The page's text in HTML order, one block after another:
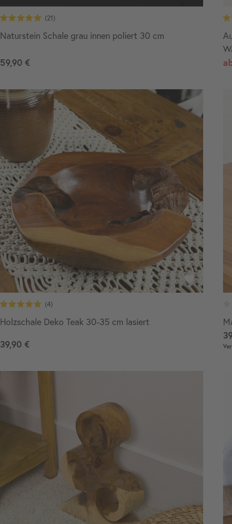
Naturstein Schale grau innen poliert 30 cm
59,90 €
Holzschale Deko Teak 30-35 cm lasiert
39,90 €